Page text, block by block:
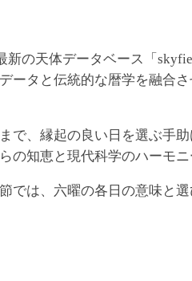
の天体データベース「
ータと伝統的な暦学を融合
で、縁起の良い日を選ぶ手助
知恵と現代科学のハーモニ
では、六曜の各日の意味と